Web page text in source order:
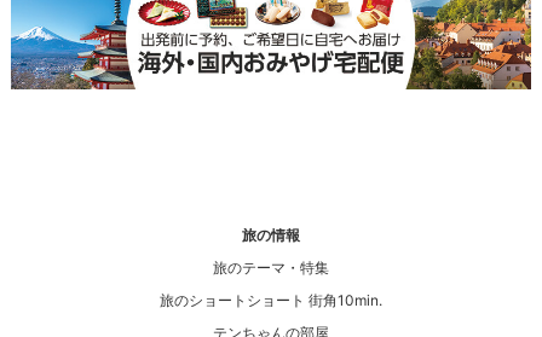
旅の情報
旅のテーマ・特集
旅のショートショート 街角10min.
テンちゃんの部屋